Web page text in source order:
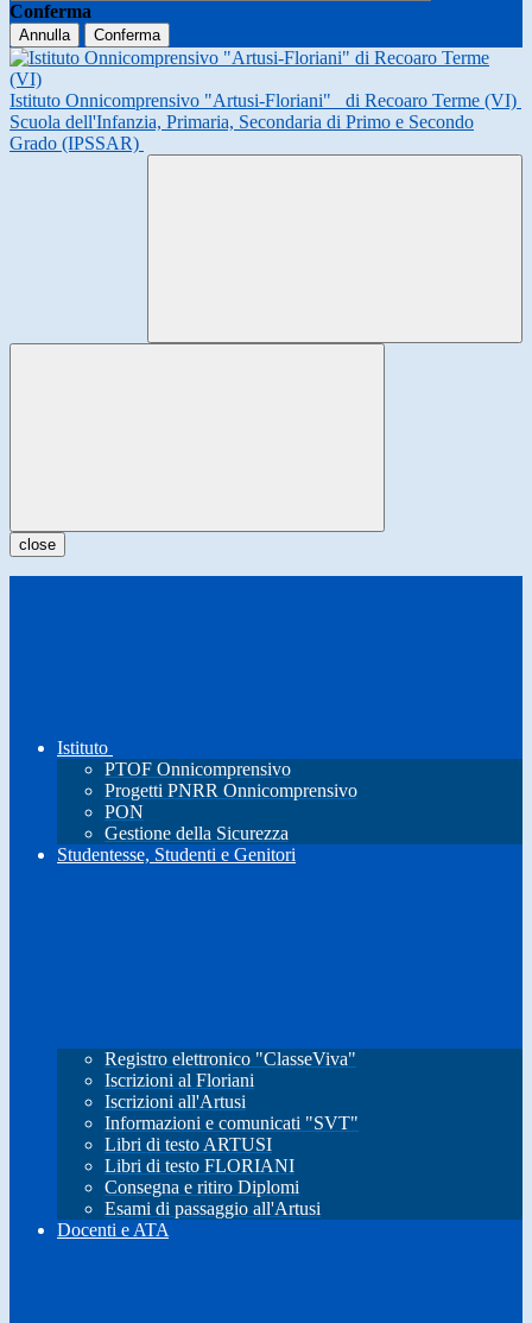
Conferma
Annulla Conferma
Istituto Onnicomprensivo "Artusi-Floriani"
di Recoaro Terme (VI)
Scuola dell'Infanzia, Primaria, Secondaria di Primo e Secondo
Grado (IPSSAR)
close
Istituto
PTOF Onnicomprensivo
Progetti PNRR Onnicomprensivo
PON
Gestione della Sicurezza
Studentesse, Studenti e Genitori
Registro elettronico "ClasseViva"
Iscrizioni al Floriani
Iscrizioni all'Artusi
Informazioni e comunicati "SVT"
Libri di testo ARTUSI
Libri di testo FLORIANI
Consegna e ritiro Diplomi
Esami di passaggio all'Artusi
Docenti e ATA